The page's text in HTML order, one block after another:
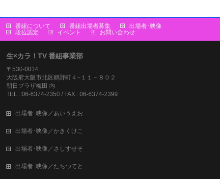
番組について 番組出場者募集
出場者･映像
段位認定
イベント お問い合わせ
生×カラ！TV 番組事業部
〒530-0014
大阪府大阪市北区鶴野町４−１１－８０２
朝日プラザ梅田 内
TEL : 06-6374-2350 / FAX : 06-6374-2399
出場者･映像／あいうえお
出場者･映像／かきくけこ
出場者･映像／さしすせそ
出場者･映像／たちつてと